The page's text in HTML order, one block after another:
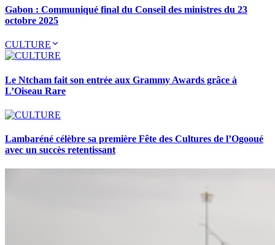
Gabon : Communiqué final du Conseil des ministres du 23
octobre 2025
CULTURE
Le Ntcham fait son entrée aux Grammy Awards grâce à
L’Oiseau Rare
Lambaréné célèbre sa première Fête des Cultures de l’Ogooué
avec un succès retentissant